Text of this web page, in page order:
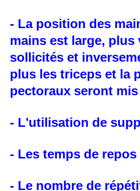
- La position des
mains est large,
sollicités et
plus les triceps et la
pectoraux seront
- L'utilisation de
- Les temps de
- Le nombre de